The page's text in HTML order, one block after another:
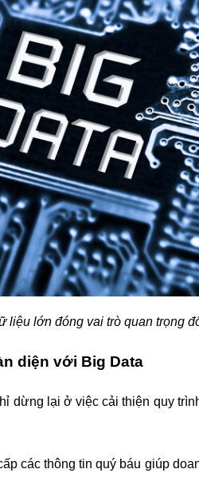
liệu lớn đóng vai trò quan trọng
diện với Big Data
dừng lại ở việc cải thiện quy
các thông tin quý báu giúp